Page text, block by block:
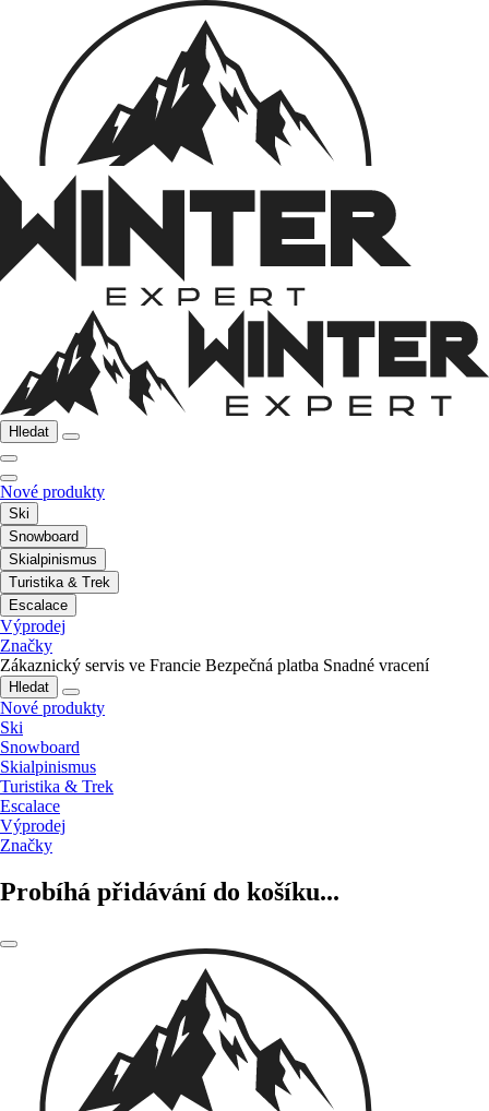
Hledat
Nové produkty
Ski
Snowboard
Skialpinismus
Turistika & Trek
Escalace
Výprodej
Značky
Zákaznický servis ve Francie Bezpečná platba Snadné vracení
Hledat
Nové produkty
Ski
Snowboard
Skialpinismus
Turistika & Trek
Escalace
Výprodej
Značky
Probíhá přidávání do košíku...